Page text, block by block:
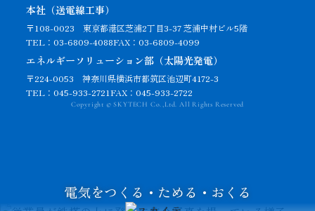
本社（送電線工事）
〒108-0023 東京都港区芝浦2丁目3-37 芝浦中村ビル5階
TEL：03-6809-4088FAX：03-6809-4099
エネルギーソリューション部（太陽光発電）
〒224-0053 神奈川県横浜市都筑区池辺町4172-3
TEL：045-933-2721FAX：045-933-2722
Copyright © SKYTECH Co.,Ltd. All Rights Reserved
電気をつくる・ためる・おくる